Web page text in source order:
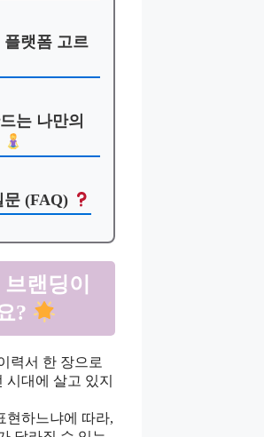
플랫폼 고르
는 나만의
문 (FAQ)
랜딩이
?
력서 한 장으로
시대에 살고 있지
현하느냐에 따라,